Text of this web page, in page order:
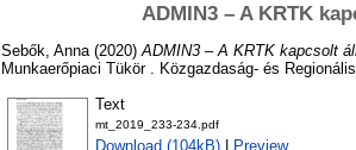
ADMIN3 – A KRTK
Sebők, Anna (2020) ADMIN3 – A KRTK kapcsolt
Munkaerőpiaci Tükör . Közgazdaság- és
Text
mt_2019_233-234.pdf
Download (104kB) Preview